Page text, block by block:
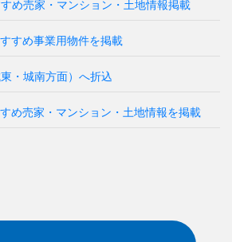
め売家・マンション・土地情報掲載
すめ事業用物件を掲載
・城南方面）へ折込
め売家・マンション・土地情報を掲載